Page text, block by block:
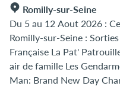
Romilly-sur-Seine
Du 5 au 12 Aout 2026 : Cette semaine au cinéma L'Eden à
Romilly-sur-Seine : Sorties de la semaine : De la Comédie-
Française La Pat'
air de famille Les Gendarmes Toujours à l'affiche
Man: Brand New Day